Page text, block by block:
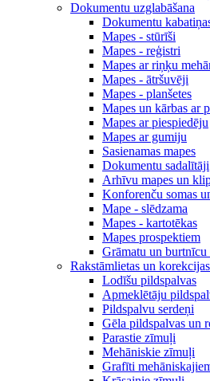
Dokumentu uzglabāšana
Dokumentu
Mapes - stūrīši
Mapes - reģistri
Mapes ar riņķu
Mapes - ātršuvēji
Mapes - planšetes
Mapes un kārbas ar
Mapes ar piespiedēju
Mapes ar gumiju
Sasienamas mapes
Dokumentu sadalītāji
Arhīvu mapes un
Konforenču somas
Mape - slēdzama
Mapes - kartotēkas
Mapes prospektiem
Grāmatu un burtnīcu
Rakstāmlietas un
Lodīšu pildspalvas
Apmeklētāju
Pildspalvu serdeņi
Gēla pildspalvas un
Parastie zīmuļi
Mehāniskie zīmuļi
Grafīti